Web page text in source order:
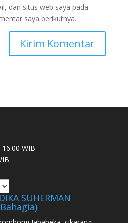
dan situs web saya pada
saya berikutnya.
16.00 WIB
SUHERMAN